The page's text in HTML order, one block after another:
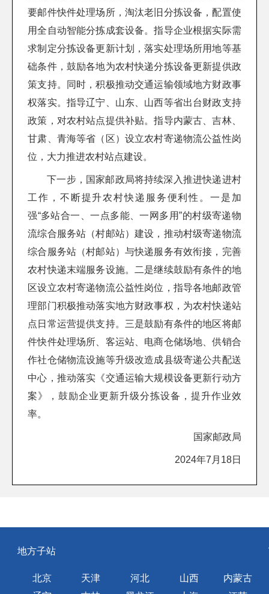
要邮件快件处理场所，淘汰老旧分拣设备，配置使
用全自动智能分拣成套设备。指导企业根据实际需
求制定分拣设备更新计划，落实处理场所用地等基
础条件，鼓励各地为农村快递分拣设备更新提供政
策支持。同时，积极推动交通运输领域地方财政事
权落实。指导辽宁、山东、山西等省出台财政支持
政策，对农村站点提供补贴。指导内蒙古、吉林、
甘肃、青海等省（区）设立农村寄递物流公益性岗
位，大力推进农村站点建设。
下一步，国家邮政局将持续深入推进快递进村
工作，不断提升农村快递服务便利性。一是加
强“多站合一、一点多能、一网多用”的村级寄递物
流综合服务站（村邮站）建设，推动村级寄递物流
综合服务站（村邮站）与快递服务有效衔接，完善
农村快递末端服务设施。二是继续鼓励有条件的地
区设立农村寄递物流公益性岗位，指导各地邮政管
理部门积极推动落实地方财政事权，为农村快递站
点日常运营提供支持。三是鼓励有条件的地区将邮
件快件处理场所、客运站、电商仓储场地、供销合
作社仓储物流设施等升级改造成县级寄递公共配送
中心，推动落实《交通运输大规模设备更新行动方
案》，鼓励企业更新升级分拣设备，提升作业效
率。
国家邮政局
2024年7月18日
地方子站
北京 天津 河北 山西
内蒙古